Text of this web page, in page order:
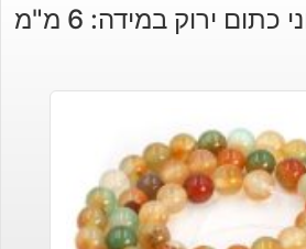
ירוק במידה: 6 מ"מ